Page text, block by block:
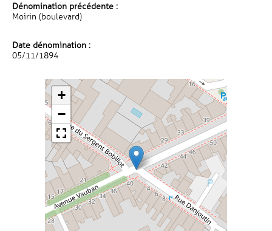
Dénomination précédente :
Moirin (boulevard)
Date dénomination :
05/11/1894
+
−